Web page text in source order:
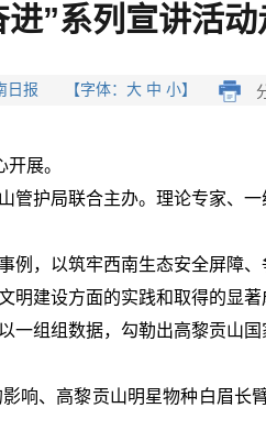
”系列宣讲活
日报 【字体：大 中 小】
展。
护局联合主办。理论专家、
，以筑牢西南生态安全屏障
明建设方面的实践和取得的显著
组组数据，勾勒出高黎贡山
响、高黎贡山明星物种白眉长